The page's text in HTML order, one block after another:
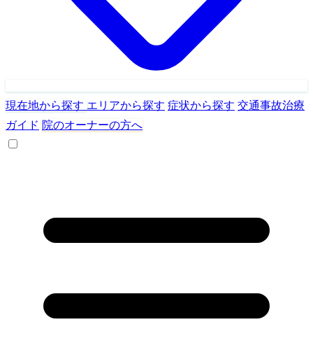
現在地から探す エリアから探す 症状から探す 交通事故治療
ガイド 院のオーナーの方へ